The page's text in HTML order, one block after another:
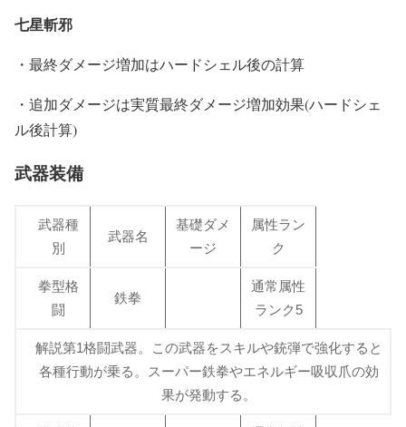
七星斬邪
・最終ダメージ増加はハードシェル後の計算
・追加ダメージは実質最終ダメージ増加効果(ハードシェ
ル後計算)
武器装備
武器種
別
武器名
基礎ダメ
ージ
属性ラン
ク
拳型格
闘
鉄拳
通常属性
ランク5
解説第1格闘武器。この武器をスキルや銃弾で強化すると
各種行動が乗る。スーパー鉄拳やエネルギー吸収爪の効
果が発動する。